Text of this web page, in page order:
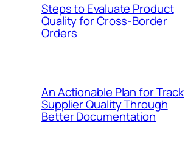
Steps to Evaluate Product
Quality for Cross-Border
Orders
An Actionable Plan for Track
Supplier Quality Through
Better Documentation